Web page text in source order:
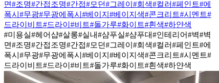
면#조명#간접조명#간접#모던#그레이 #회색#컬러#페인트#에
폭시 #무광#무광에폭시 #베이지 #베이지색#콘크리트#시멘트#
드라이비트#드라이 #비트#돌가루#화이트#흰색#하얀색
#미용실#헤어샵#살롱#실내#샴푸실#샴푸대#인테리어#벽#벽
면#조명#간접조명#간접#모던#그레이 #회색#컬러#페인트#에
폭시 #무광#무광에폭시 #베이지 #베이지색#콘크리트#시멘트#
드라이비트#드라이 #비트#돌가루#화이트#흰색#하얀색